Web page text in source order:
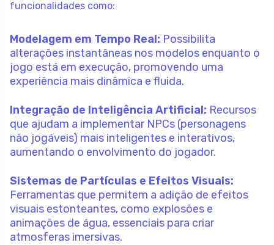
funcionalidades como:
Modelagem em Tempo Real: Possibilita
alterações instantâneas nos modelos enquanto o
jogo está em execução, promovendo uma
experiência mais dinâmica e fluida.
Integração de Inteligência Artificial: Recursos
que ajudam a implementar NPCs (personagens
não jogáveis) mais inteligentes e interativos,
aumentando o envolvimento do jogador.
Sistemas de Partículas e Efeitos Visuais:
Ferramentas que permitem a adição de efeitos
visuais estonteantes, como explosões e
animações de água, essenciais para criar
atmosferas imersivas.